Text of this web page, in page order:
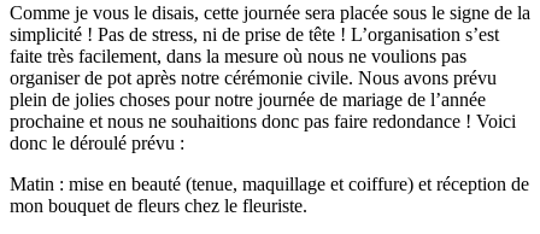
Comme je vous le disais, cette journée sera placée sous le signe de la
simplicité ! Pas de stress, ni de prise de tête ! L’organisation s’est
faite très facilement, dans la mesure où nous ne voulions pas
organiser de pot après notre cérémonie civile. Nous avons prévu
plein de jolies choses pour notre journée de mariage de l’année
prochaine et nous ne souhaitions donc pas faire redondance ! Voici
donc le déroulé prévu :
Matin : mise en beauté (tenue, maquillage et coiffure) et réception de
mon bouquet de fleurs chez le fleuriste.